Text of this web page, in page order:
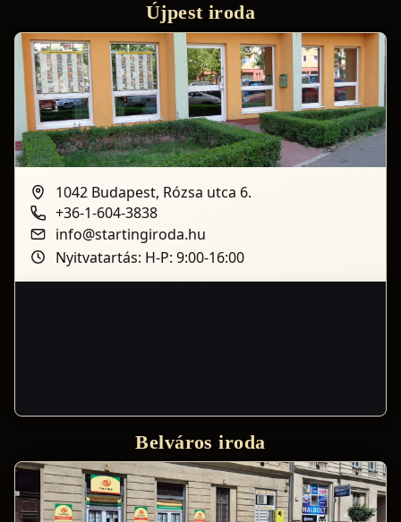
Újpest iroda
1042 Budapest, Rózsa utca 6.
+36-1-604-3838
info@startingiroda.hu
Nyitvatartás: H-P: 9:00-16:00
Belváros iroda